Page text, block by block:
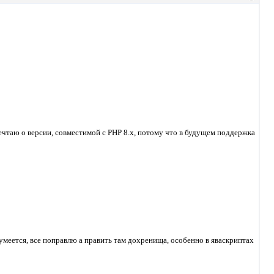
о версии, совместимой с PHP 8.x, потому что в будущем поддержка
все поправлю а править там дохренища, особенно в яваскриптах